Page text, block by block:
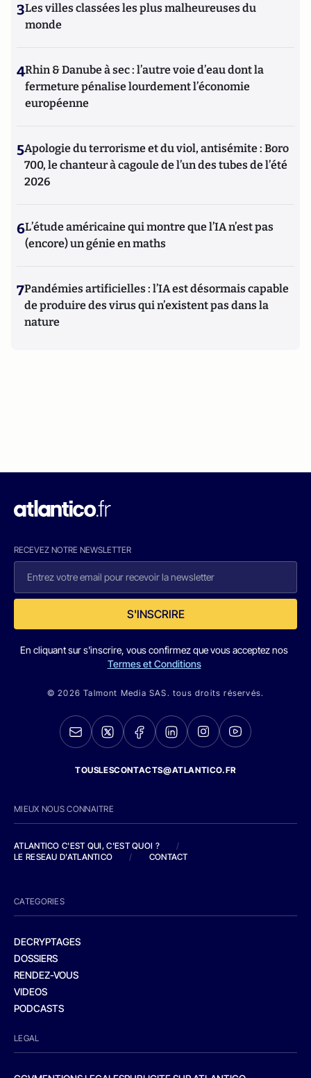
3Les villes classées les plus malheureuses du
monde
4Rhin & Danube à sec : l’autre voie d’eau dont la
fermeture pénalise lourdement l’économie
européenne
5Apologie du terrorisme et du viol, antisémite : Boro
700, le chanteur à cagoule de l’un des tubes de l’été
2026
6L’étude américaine qui montre que l’IA n’est pas
(encore) un génie en maths
7Pandémies artificielles : l’IA est désormais capable
de produire des virus qui n’existent pas dans la
nature
RECEVEZ NOTRE NEWSLETTER
S'INSCRIRE
En cliquant sur s'inscrire, vous confirmez que vous acceptez nos
Termes et Conditions
© 2026 Talmont Media SAS. tous droits réservés.
TOUSLESCONTACTS@ATLANTICO.FR
MIEUX NOUS CONNAITRE
ATLANTICO C'EST QUI, C'EST QUOI ?
/
LE RESEAU D'ATLANTICO
/ CONTACT
CATEGORIES
DECRYPTAGES
DOSSIERS
RENDEZ-VOUS
VIDEOS
PODCASTS
LEGAL